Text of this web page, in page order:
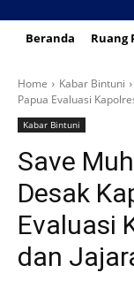
Beranda Ruang
Home Kabar Bintuni
Papua Evaluasi
Kabar Bintuni
Save
Desak
Evaluasi
dan